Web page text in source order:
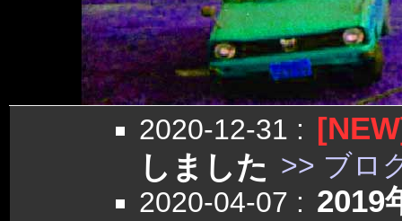
2020-12-31 :
しました >> ブロ
2020-04-07 : 2019